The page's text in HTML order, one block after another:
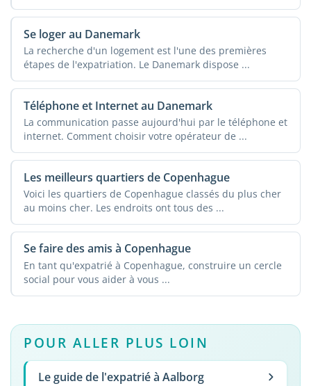
Se loger au Danemark
La recherche d'un logement est l'une des premières
étapes de l'expatriation. Le Danemark dispose ...
Téléphone et Internet au Danemark
La communication passe aujourd'hui par le téléphone et
internet. Comment choisir votre opérateur de ...
Les meilleurs quartiers de Copenhague
Voici les quartiers de Copenhague classés du plus cher
au moins cher. Les endroits ont tous des ...
Se faire des amis à Copenhague
En tant qu'expatrié à Copenhague, construire un cercle
social pour vous aider à vous ...
POUR ALLER PLUS LOIN
Le guide de l'expatrié à Aalborg